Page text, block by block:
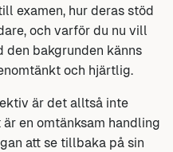
examen, hur deras stöd
och varför du nu vill
den bakgrunden känns
och hjärtlig.
är det alltså inte
en omtänksam handling
att se tillbaka på sin